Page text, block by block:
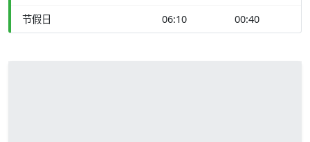
节假日 06:10 00:40